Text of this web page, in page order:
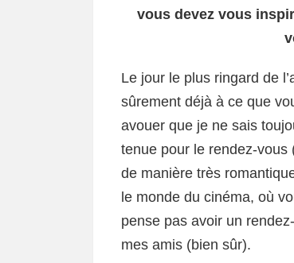
vous devez vous
Le jour le plus ringard de
sûrement déjà à ce que
avouer que je ne sais
tenue pour le rendez-vous
de manière très
le monde du cinéma, où
pense pas avoir un
mes amis (bien sûr).